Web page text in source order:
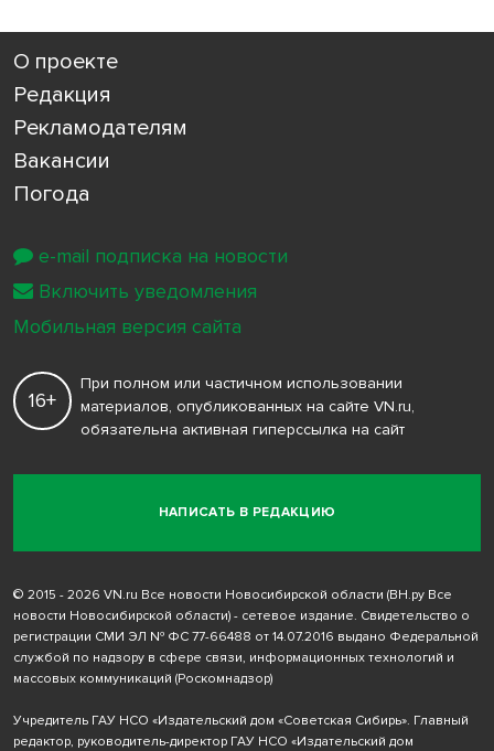
О проекте
Редакция
Рекламодателям
Вакансии
Погода
НАПИСАТЬ В РЕДАКЦИЮ
16+
При полном или частичном использовании
материалов, опубликованных на сайте VN.ru,
обязательна активная гиперссылка на сайт
© 2015 - 2026 VN.ru Все новости Новосибирской области (ВН.ру Все
новости Новосибирской области) - сетевое издание. Свидетельство о
регистрации СМИ ЭЛ № ФС 77-66488 от 14.07.2016 выдано Федеральной
службой по надзору в сфере связи, информационных технологий и
массовых коммуникаций (Роскомнадзор)
Учредитель ГАУ НСО «Издательский дом «Советская Сибирь». Главный
редактор, руководитель-директор ГАУ НСО «Издательский дом
e-mail подписка на новости
Включить уведомления
Мобильная версия сайта